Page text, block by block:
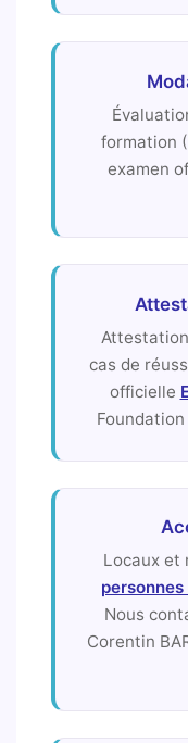
formation
examen
cas de
officielle
Locaux et
Nous
Corentin